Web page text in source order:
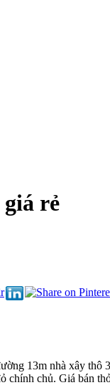
rẻ
13m nhà xây thô
chủ. Giá bán